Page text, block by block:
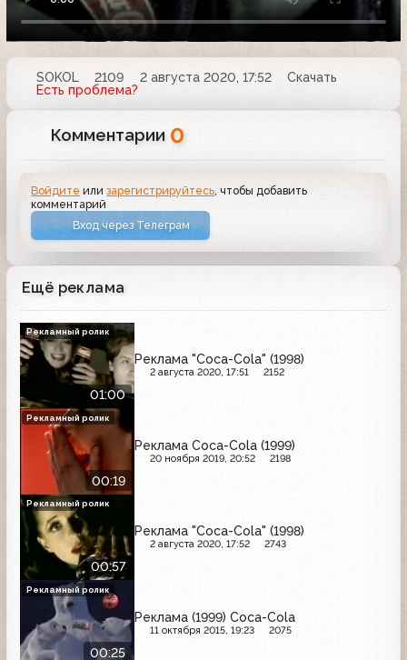
SOKOL 2109 2 августа 2020, 17:52
Скачать
Есть проблема?
Комментарии 0
Войдите илизарегистрируйтесь, чтобы добавить
комментарий
Вход через Телеграм
Ещё реклама
01:00
Реклама "Coca-Cola" (1998)
2 августа 2020, 17:51 2152
Рекламный ролик
00:19
Реклама Coca-Cola (1999)
20 ноября 2019, 20:52 2198
Рекламный ролик
00:57
Реклама "Coca-Cola" (1998)
2 августа 2020, 17:52 2743
Рекламный ролик
00:25
Реклама (1999) Coca-Cola
11 октября 2015, 19:23 2075
Рекламный ролик